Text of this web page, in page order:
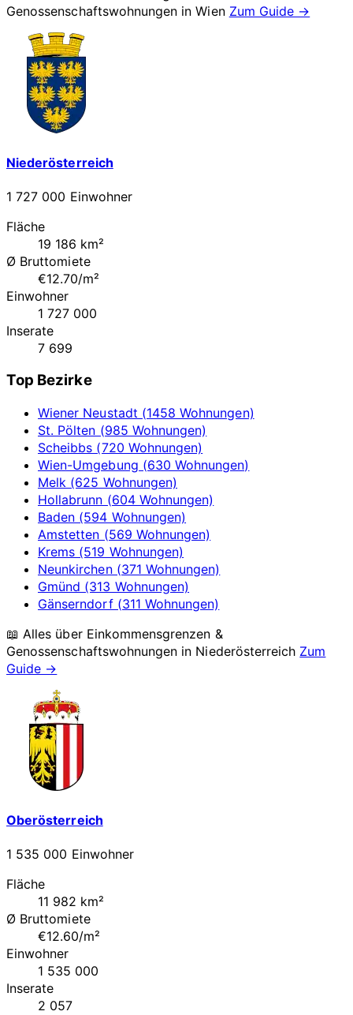
Genossenschaftswohnungen inWien Zum Guide →
Niederösterreich
1 727 000 Einwohner
Fläche
19 186 km²
Ø Bruttomiete
€12.70/m²
Einwohner
1 727 000
Inserate
7 699
Top Bezirke
Wiener Neustadt (1458 Wohnungen)
St. Pölten (985 Wohnungen)
Scheibbs (720 Wohnungen)
Wien-Umgebung (630 Wohnungen)
Melk (625 Wohnungen)
Hollabrunn (604 Wohnungen)
Baden (594 Wohnungen)
Amstetten (569 Wohnungen)
Krems (519 Wohnungen)
Neunkirchen (371 Wohnungen)
Gmünd (313 Wohnungen)
Gänserndorf (311 Wohnungen)
📖 Alles über Einkommensgrenzen &
Genossenschaftswohnungen in Niederösterreich Zum
Guide →
Oberösterreich
1 535 000 Einwohner
Fläche
11 982 km²
Ø Bruttomiete
€12.60/m²
Einwohner
1 535 000
Inserate
2 057